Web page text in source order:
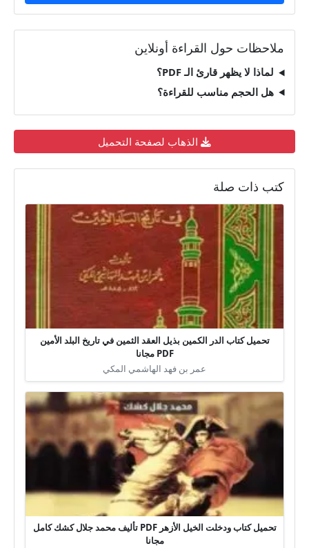
ملاحظات حول القراءة أونلاين
لماذا لا يظهر قارئ الـ PDF؟
هل الحجم مناسب للقراءة؟
الذهاب لصفحة التحميل
كتب ذات صلة
تحميل كتاب الدر الكمين بذيل العقد الثمين في تاريخ البلد الأمين
PDF مجانا
عمر بن فهد الهاشمي المكي
تحميل كتاب ودخلت الخيل الأزهر PDF تأليف محمد جلال كشك كامل
مجانا